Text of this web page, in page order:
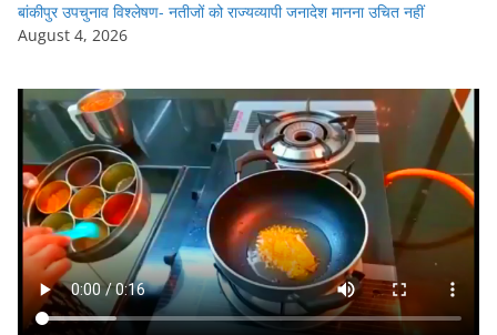
बांकीपुर उपचुनाव विश्लेषण- नतीजों को राज्यव्यापी जनादेश मानना उचित नहीं
August 4, 2026